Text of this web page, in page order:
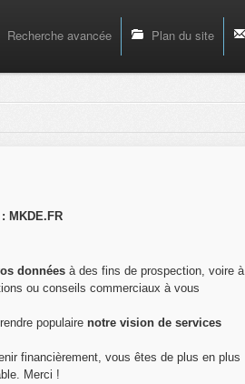
Recherche avancée Plan du site
MKDE.FR
données à des fins de prospection, voire à
ou conseils commerciaux à vous
populaire notre vision de services
financièrement, vous êtes de plus en plus
Merci !